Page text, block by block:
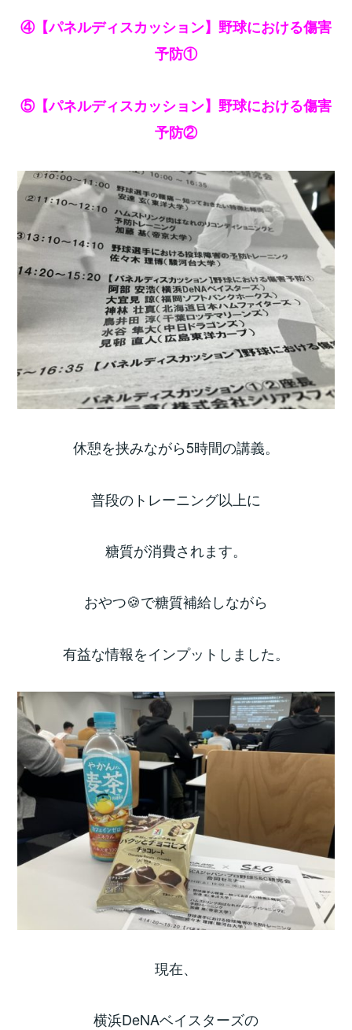
④【パネルディスカッション】野球における傷害
予防①
⑤【パネルディスカッション】野球における傷害
予防②
休憩を挟みながら5時間の講義。
普段のトレーニング以上に
糖質が消費されます。
おやつ🍪で糖質補給しながら
有益な情報をインプットしました。
現在、
横浜DeNAベイスターズの